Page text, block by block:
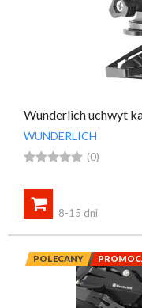
Wunderlich uchwyt
WUNDERLICH
 (0)

8-15 dni
POLECANY